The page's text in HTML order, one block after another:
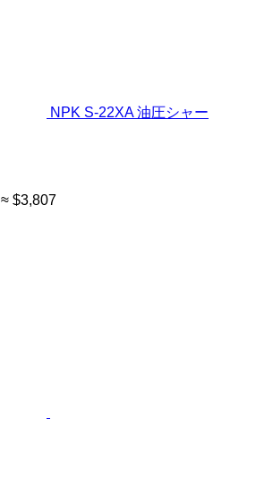
NPK S-22XA 油圧シャー
≈ $3,807